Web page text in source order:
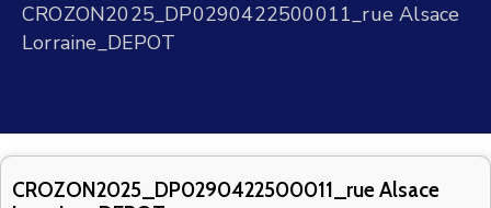
ET
MER
CROZON2025_DP0290422500011_rue Alsace
Lorraine_DEPOT
CROZON2025_DP0290422500011_rue Alsace